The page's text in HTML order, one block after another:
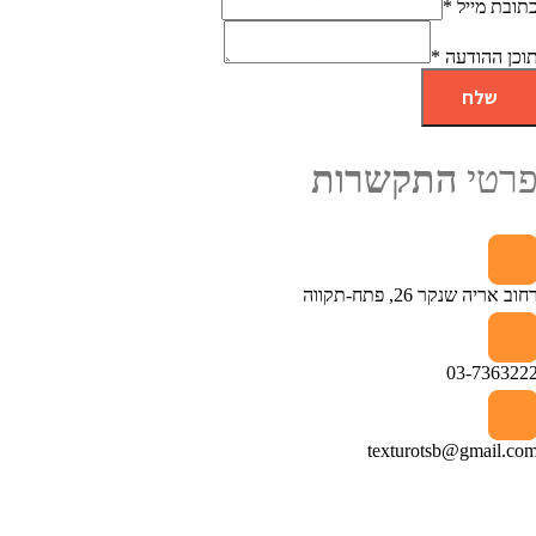
מייל*
ההודעה*
שלח
התקשרות
שנקר 26, פתח-תקווה
03-